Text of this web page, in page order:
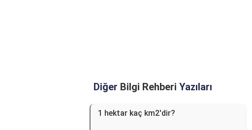
Diğer Bilgi Rehberi Yazıları
1 hektar kaç km2'dir?